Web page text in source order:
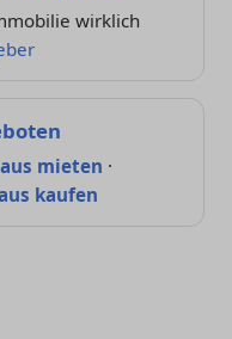
wirklich
mieten ·
kaufen